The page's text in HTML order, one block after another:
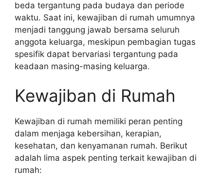
beda tergantung pada budaya dan periode
waktu. Saat ini, kewajiban di rumah umumnya
menjadi tanggung jawab bersama seluruh
anggota keluarga, meskipun pembagian tugas
spesifik dapat bervariasi tergantung pada
keadaan masing-masing keluarga.
Kewajiban di Rumah
Kewajiban di rumah memiliki peran penting
dalam menjaga kebersihan, kerapian,
kesehatan, dan kenyamanan rumah. Berikut
adalah lima aspek penting terkait kewajiban di
rumah: